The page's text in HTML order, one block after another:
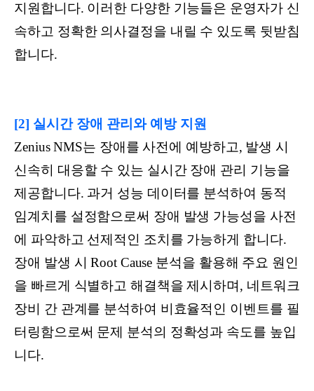
지원합니다. 이러한 다양한 기능들은 운영자가 신
속하고 정확한 의사결정을 내릴 수 있도록 뒷받침
합니다.
[2] 실시간 장애 관리와 예방 지원
Zenius NMS는 장애를 사전에 예방하고, 발생 시
신속히 대응할 수 있는 실시간 장애 관리 기능을
제공합니다. 과거 성능 데이터를 분석하여 동적
임계치를 설정함으로써 장애 발생 가능성을 사전
에 파악하고 선제적인 조치를 가능하게 합니다.
장애 발생 시 Root Cause 분석을 활용해 주요 원인
을 빠르게 식별하고 해결책을 제시하며, 네트워크
장비 간 관계를 분석하여 비효율적인 이벤트를 필
터링함으로써 문제 분석의 정확성과 속도를 높입
니다.